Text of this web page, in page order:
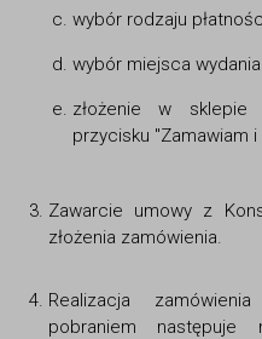
wybór rodzaju
wybór miejsca
złożenie w sklepie
przycisku "Zamawiam i
Zawarcie umowy z
złożenia zamówienia.
Realizacja
pobraniem następuje